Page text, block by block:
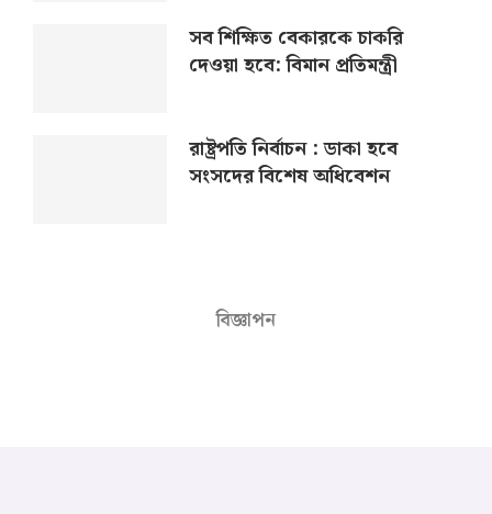
সব শিক্ষিত বেকারকে চাকরি
দেওয়া হবে: বিমান প্রতিমন্ত্রী
রাষ্ট্রপতি নির্বাচন : ডাকা হবে
সংসদের বিশেষ অধিবেশন
বিজ্ঞাপন